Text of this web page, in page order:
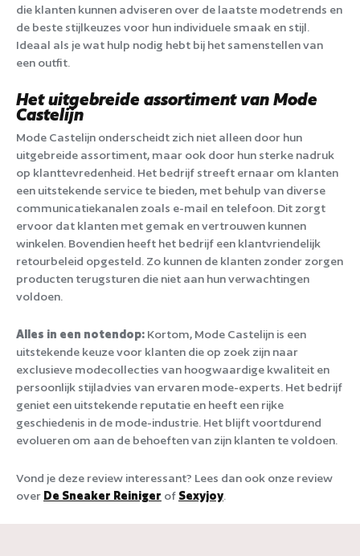
die klanten kunnen adviseren over de laatste modetrends en
de beste stijlkeuzes voor hun individuele smaak en stijl.
Ideaal als je wat hulp nodig hebt bij het samenstellen van
een outfit.
Het uitgebreide assortiment van Mode
Castelijn
Mode Castelijn onderscheidt zich niet alleen door hun
uitgebreide assortiment, maar ook door hun sterke nadruk
op klanttevredenheid. Het bedrijf streeft ernaar om klanten
een uitstekende service te bieden, met behulp van diverse
communicatiekanalen zoals e-mail en telefoon. Dit zorgt
ervoor dat klanten met gemak en vertrouwen kunnen
winkelen. Bovendien heeft het bedrijf een klantvriendelijk
retourbeleid opgesteld. Zo kunnen de klanten zonder zorgen
producten terugsturen die niet aan hun verwachtingen
voldoen.
Alles in een notendop: Kortom, Mode Castelijn is een
uitstekende keuze voor klanten die op zoek zijn naar
exclusieve modecollecties van hoogwaardige kwaliteit en
persoonlijk stijladvies van ervaren mode-experts. Het bedrijf
geniet een uitstekende reputatie en heeft een rijke
geschiedenis in de mode-industrie. Het blijft voortdurend
evolueren om aan de behoeften van zijn klanten te voldoen.
Vond je deze review interessant? Lees dan ook onze review
over De Sneaker Reiniger of Sexyjoy